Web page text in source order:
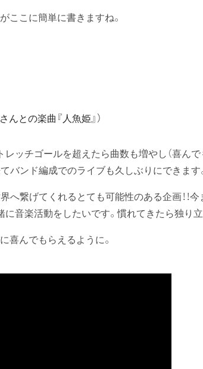
ここに簡単に書きますね。
との楽曲『人魚姫』）
ッチゴールを超えたら曲数も増やし（喜ん
てバンド編成でのライブも久しぶりにできます
へ繋げてくれるとても可能性のある企画！！
音楽活動をしたいです。慣れてきたら独り
に喜んでもらえるように。